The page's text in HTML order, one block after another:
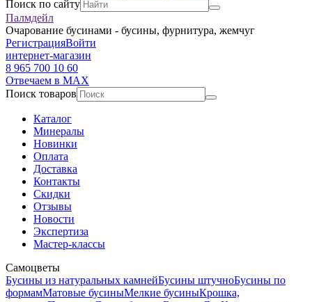
Поиск по сайту
Палмдейл
Очарование бусинами - бусины, фурнитура, жемчуг
РегистрацияВойти
интернет-магазин
8 965 700 10 60
Отвечаем в MAX
Поиск товаров
Каталог
Минералы
Новинки
Оплата
Доставка
Контакты
Скидки
Отзывы
Новости
Экспертиза
Мастер-классы
Самоцветы
Бусины из натуральных камнейБусины штучноБусины по
формамМатовые бусиныМелкие бусиныКрошка,